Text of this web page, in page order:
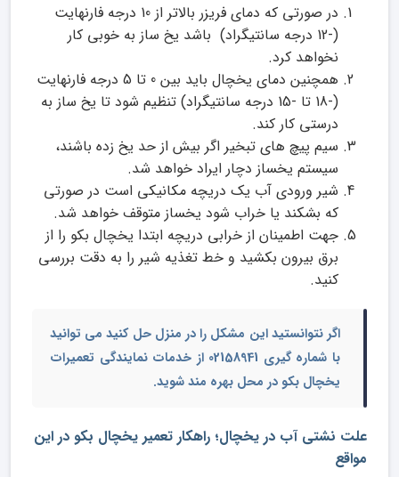
در صورتی که دمای فریزر بالاتر از 10 درجه فارنهایت
(-12 درجه سانتیگراد) باشد یخ ساز به خوبی کار
نخواهد کرد.
همچنین دمای یخچال باید بین 0 تا 5 درجه فارنهایت
(-18 تا -15 درجه سانتیگراد) تنظیم شود تا یخ ساز به
درستی کار کند.
سیم پیچ های تبخیر اگر بیش از حد یخ زده باشند،
سیستم یخساز دچار ایراد خواهد شد.
شیر ورودی آب یک دریچه مکانیکی است در صورتی
که بشکند یا خراب شود یخساز متوقف خواهد شد.
جهت اطمینان از خرابی دریچه ابتدا یخچال بکو را از
برق بیرون بکشید و خط تغذیه شیر را به دقت بررسی
کنید.
اگر نتوانستید این مشکل را در منزل حل کنید می توانید
با شماره گیری 02158941 از خدمات
نمایندگی تعمیرات
یخچال بکو در محل بهره مند شوید.
علت نشتی آب در یخچال؛ راهکار تعمیر یخچال بکو در این
مواقع